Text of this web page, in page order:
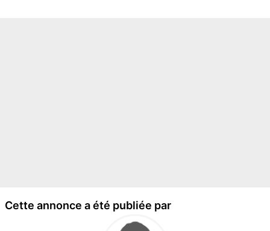
Cette annonce a été publiée par